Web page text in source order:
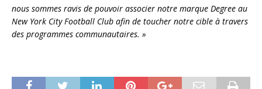
nous sommes ravis de pouvoir associer notre marque Degree au
New York City Football Club afin de toucher notre cible à travers
des programmes communautaires. »